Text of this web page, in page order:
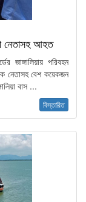
নেতাসহ আহত
জাঙ্গালিয়ায় পরিবহন
নেতাসহ বেশ কয়েকজন
বাস ...
বিস্তারিত